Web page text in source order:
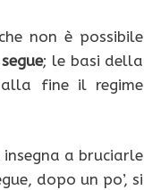
non è possibile
; le basi della
fine il regime
a bruciarle
dopo un po’, si